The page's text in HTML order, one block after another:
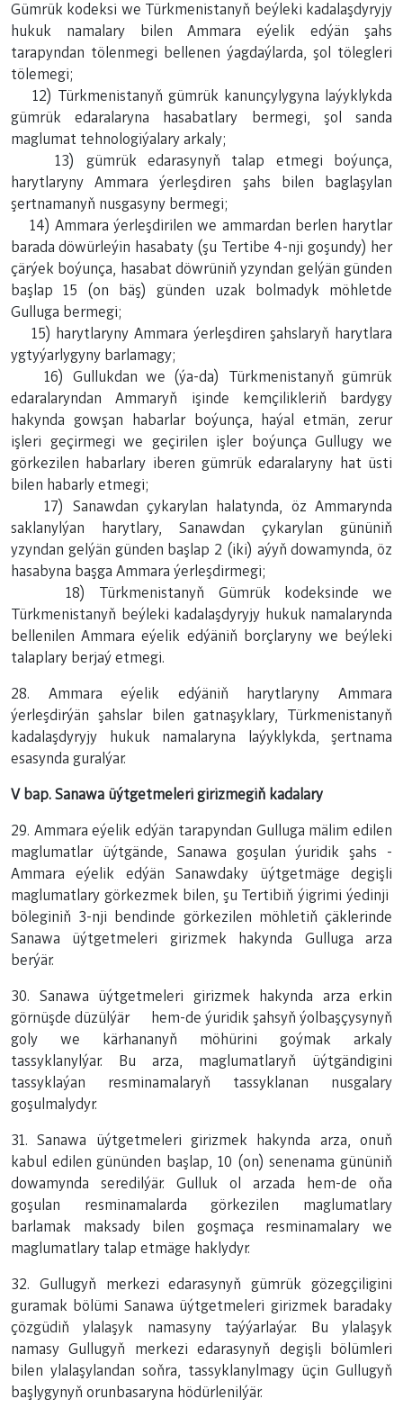
Gümrük kodeksi we Türkmenistanyň beýleki kadalaşdyryjy
hukuk namalary bilen Ammara eýelik edýän şahs
tarapyndan tölenmegi bellenen ýagdaýlarda, şol tölegleri
tölemegi;
12) Türkmenistanyň gümrük kanunçylygyna laýyklykda
gümrük edaralaryna hasabatlary bermegi, şol sanda
maglumat tehnologiýalary arkaly;
13) gümrük edarasynyň talap etmegi boýunça,
harytlaryny Ammara ýerleşdiren şahs bilen baglaşylan
şertnamanyň nusgasyny bermegi;
14) Ammara ýerleşdirilen we ammardan berlen harytlar
barada döwürleýin hasabaty (şu Tertibe 4-nji goşundy) her
çärýek boýunça, hasabat döwrüniň yzyndan gelýän günden
başlap 15 (on bäş) günden uzak bolmadyk möhletde
Gulluga bermegi;
15) harytlaryny Ammara ýerleşdiren şahslaryň harytlara
ygtyýarlygyny barlamagy;
16) Gullukdan we (ýa-da) Türkmenistanyň gümrük
edaralaryndan Ammaryň işinde kemçilikleriň bardygy
hakynda gowşan habarlar boýunça, haýal etmän, zerur
işleri geçirmegi we geçirilen işler boýunça Gullugy we
görkezilen habarlary iberen gümrük edaralaryny hat üsti
bilen habarly etmegi;
17) Sanawdan çykarylan halatynda, öz Ammarynda
saklanylýan harytlary, Sanawdan çykarylan gününiň
yzyndan gelýän günden başlap 2 (iki) aýyň dowamynda, öz
hasabyna başga Ammara ýerleşdirmegi;
18) Türkmenistanyň Gümrük kodeksinde we
Türkmenistanyň beýleki kadalaşdyryjy hukuk namalarynda
bellenilen Ammara eýelik edýäniň borçlaryny we beýleki
talaplary berjaý etmegi.
28. Ammara eýelik edýäniň harytlaryny Ammara
ýerleşdirýän şahslar bilen gatnaşyklary, Türkmenistanyň
kadalaşdyryjy hukuk namalaryna laýyklykda, şertnama
esasynda guralýar.
V bap. Sanawa üýtgetmeleri girizmegiň kadalary
29. Ammara eýelik edýän tarapyndan Gulluga mälim edilen
maglumatlar üýtgände, Sanawa goşulan ýuridik şahs -
Ammara eýelik edýän Sanawdaky üýtgetmäge degişli
maglumatlary görkezmek bilen, şu Tertibiň ýigrimi ýedinji
böleginiň 3-nji bendinde görkezilen möhletiň çäklerinde
Sanawa üýtgetmeleri girizmek hakynda Gulluga arza
berýär.
30. Sanawa üýtgetmeleri girizmek hakynda arza erkin
görnüşde düzülýär hem-de ýuridik şahsyň ýolbaşçysynyň
goly we kärhananyň möhürini goýmak arkaly
tassyklanylýar. Bu arza, maglumatlaryň üýtgändigini
tassyklaýan resminamalaryň tassyklanan nusgalary
goşulmalydyr.
31. Sanawa üýtgetmeleri girizmek hakynda arza, onuň
kabul edilen gününden başlap, 10 (on) senenama gününiň
dowamynda seredilýär. Gulluk ol arzada hem-de oňa
goşulan resminamalarda görkezilen maglumatlary
barlamak maksady bilen goşmaça resminamalary we
maglumatlary talap etmäge haklydyr.
32. Gullugyň merkezi edarasynyň gümrük gözegçiligini
guramak bölümi Sanawa üýtgetmeleri girizmek baradaky
çözgüdiň ylalaşyk namasyny taýýarlaýar. Bu ylalaşyk
namasy Gullugyň merkezi edarasynyň degişli bölümleri
bilen ylalaşylandan soňra, tassyklanylmagy üçin Gullugyň
başlygynyň orunbasaryna hödürlenilýär.